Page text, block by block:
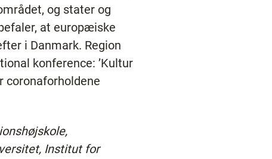
og stater og
at europæiske
i Danmark. Region
konference: ’Kultur
coronaforholdene
Institut for